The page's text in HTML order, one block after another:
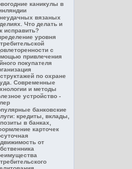
каникулы в
вязаных
Что делать и
исправить?
уровня
с
привлечения
покупателя
по охране
Современные
и методы
устройство -
банковские
кредиты, вклады,
в банках,
карточек
от